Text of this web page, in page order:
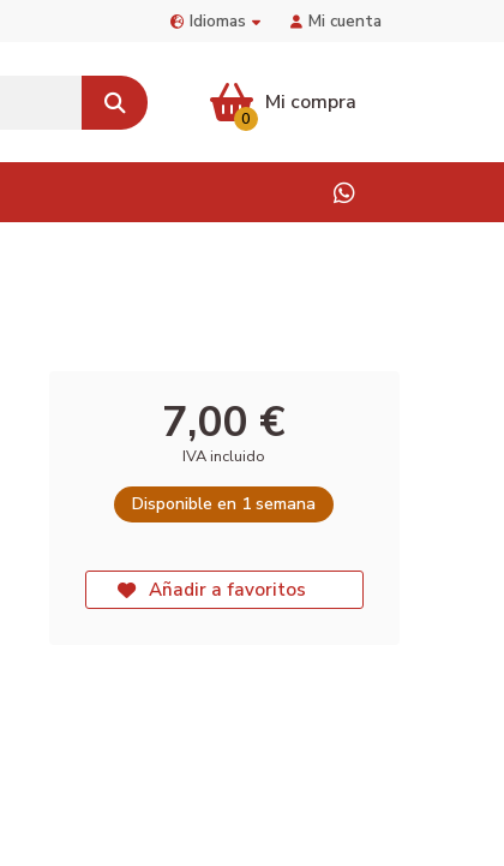
Idiomas Mi cuenta
Mi compra
0
7,00 €
IVA incluido
Disponible en 1 semana
Añadir a favoritos